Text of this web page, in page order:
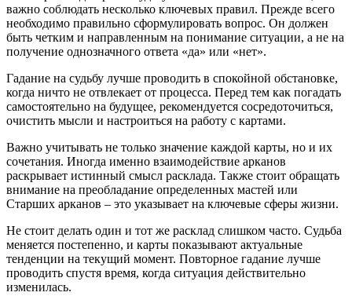
важно соблюдать несколько ключевых правил. Прежде всего
необходимо правильно сформулировать вопрос. Он должен
быть четким и направленным на понимание ситуации, а не на
получение однозначного ответа «да» или «нет».
Гадание на судьбу лучше проводить в спокойной обстановке,
когда ничто не отвлекает от процесса. Перед тем как погадать
самостоятельно на будущее, рекомендуется сосредоточиться,
очистить мысли и настроиться на работу с картами.
Важно учитывать не только значение каждой карты, но и их
сочетания. Иногда именно взаимодействие арканов
раскрывает истинный смысл расклада. Также стоит обращать
внимание на преобладание определенных мастей или
Старших арканов – это указывает на ключевые сферы жизни.
Не стоит делать один и тот же расклад слишком часто. Судьба
меняется постепенно, и карты показывают актуальные
тенденции на текущий момент. Повторное гадание лучше
проводить спустя время, когда ситуация действительно
изменилась.